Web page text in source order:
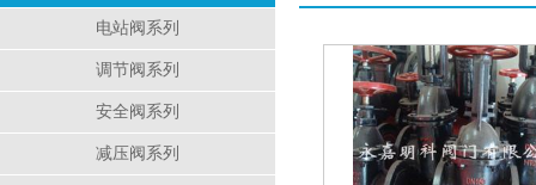
电站阀系列
调节阀系列
安全阀系列
减压阀系列